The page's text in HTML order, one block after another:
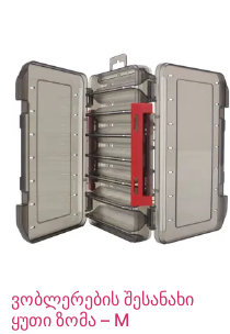
ვობლერების შესანახი
ყუთი ზომა – M